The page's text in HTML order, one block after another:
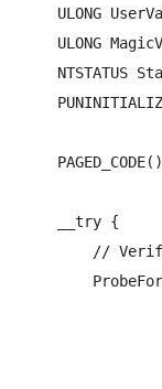
ULONG
ULONG
NTSTATUS
    __try {
//